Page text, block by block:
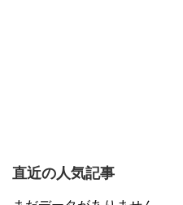
直近の人気記事